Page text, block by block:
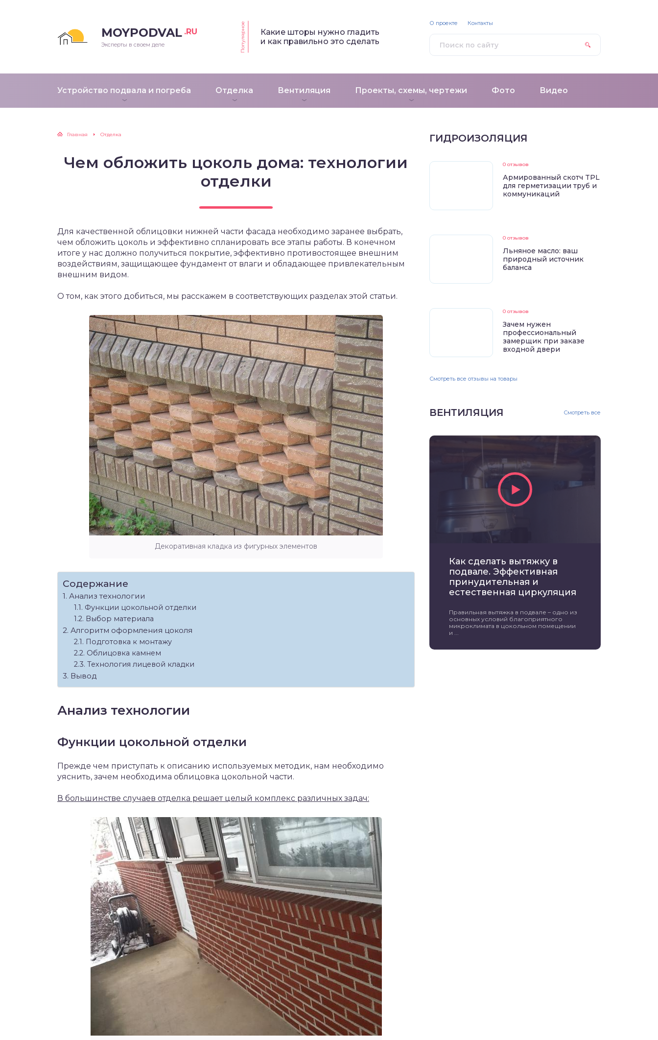
MOYPODVAL .RU
Эксперты в своем деле Популярное
Какие шторы нужно гладить
и как правильно это сделать
Устройство подвала и погреба Отделка Вентиляция Проекты, схемы, чертежи Фото Видео
О проекте Контакты
Главная Отделка
Чем обложить цоколь дома: технологии
отделки
Для качественной облицовки нижней части фасада необходимо заранее выбрать,
чем обложить цоколь и эффективно спланировать все этапы работы. В конечном
итоге у нас должно получиться покрытие, эффективно противостоящее внешним
воздействиям, защищающее фундамент от влаги и обладающее привлекательным
внешним видом.
О том, как этого добиться, мы расскажем в соответствующих разделах этой статьи.
Декоративная кладка из фигурных элементов
Содержание
Анализ технологии
Функции цокольной отделки
Выбор материала
Алгоритм оформления цоколя
Подготовка к монтажу
Облицовка камнем
Технология лицевой кладки
Вывод
Анализ технологии
Функции цокольной отделки
Прежде чем приступать к описанию используемых методик, нам необходимо
уяснить, зачем необходима облицовка цокольной части.
В большинстве случаев отделка решает целый комплекс различных задач:
ГИДРОИЗОЛЯЦИЯ
0 отзывов
Армированный скотч TPL
для герметизации труб и
коммуникаций
0 отзывов
Льняное масло: ваш
природный источник
баланса
0 отзывов
Зачем нужен
профессиональный
замерщик при заказе
входной двери
Смотреть все отзывы на товары
ВЕНТИЛЯЦИЯ Смотреть все
Как сделать вытяжку в
подвале. Эффективная
принудительная и
естественная циркуляция
Правильная вытяжка в подвале – одно из
основных условий благоприятного
микроклимата в цокольном помещении
и ...